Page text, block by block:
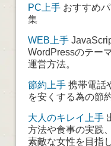
PC上手おすすめ
集
WEB上手
WordPressのテー
運営方法。
節約上手携帯電話
を安くする為の節
大人のキレイ上手
方法や食事の実践
素敵な女性を目指